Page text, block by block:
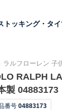
トッキング・タイ
ラルフローレン 子
RALPH
製 04883173
番号 04883173